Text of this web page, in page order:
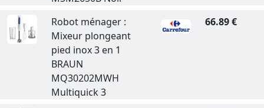
Robot ménager :
Mixeur plongeant
pied inox 3 en 1
BRAUN
MQ30202MWH
Multiquick 3
66.89 €